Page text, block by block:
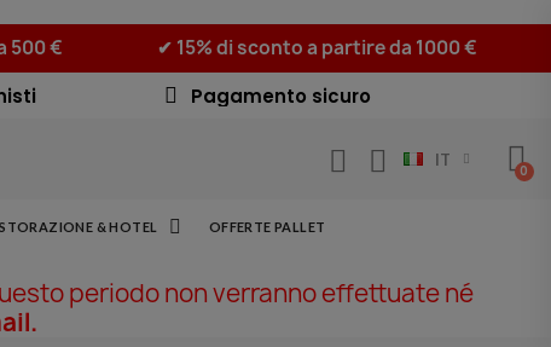
500 €
✔ 15% di sconto a partire da 1000 €
Pagamento sicuro
IT
& HOTEL OFFERTE PALLET
periodo non verranno effettuate né